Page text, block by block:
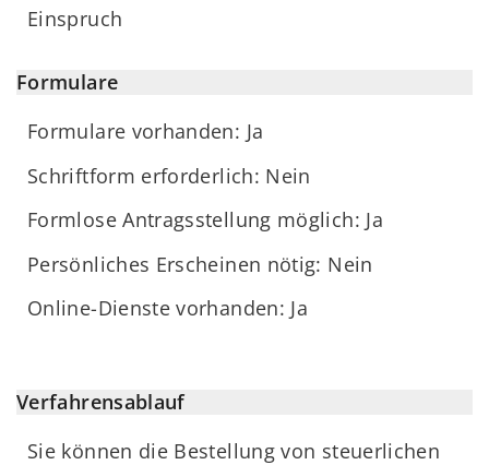
Einspruch
Formulare
Formulare vorhanden: Ja
Schriftform erforderlich: Nein
Formlose Antragsstellung möglich: Ja
Persönliches Erscheinen nötig: Nein
Online-Dienste vorhanden: Ja
Verfahrensablauf
Sie können die Bestellung von steuerlichen